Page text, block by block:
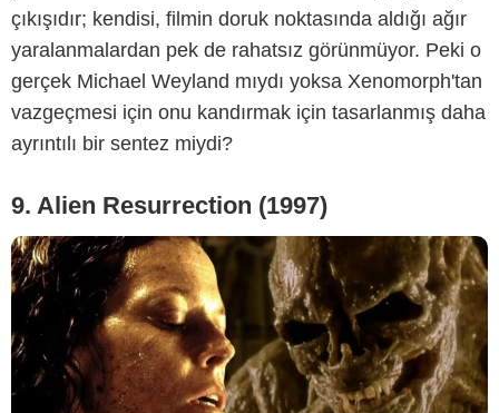
çıkışıdır; kendisi, filmin doruk noktasında aldığı ağır
yaralanmalardan pek de rahatsız görünmüyor. Peki o
gerçek Michael Weyland mıydı yoksa Xenomorph'tan
vazgeçmesi için onu kandırmak için tasarlanmış daha
ayrıntılı bir sentez miydi?
9. Alien Resurrection (1997)